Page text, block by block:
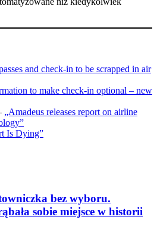
and check-in to be scrapped in air
to make check-in optional – new
„Amadeus releases report on airline
Is Dying”
bez wyboru.
sobie miejsce w historii